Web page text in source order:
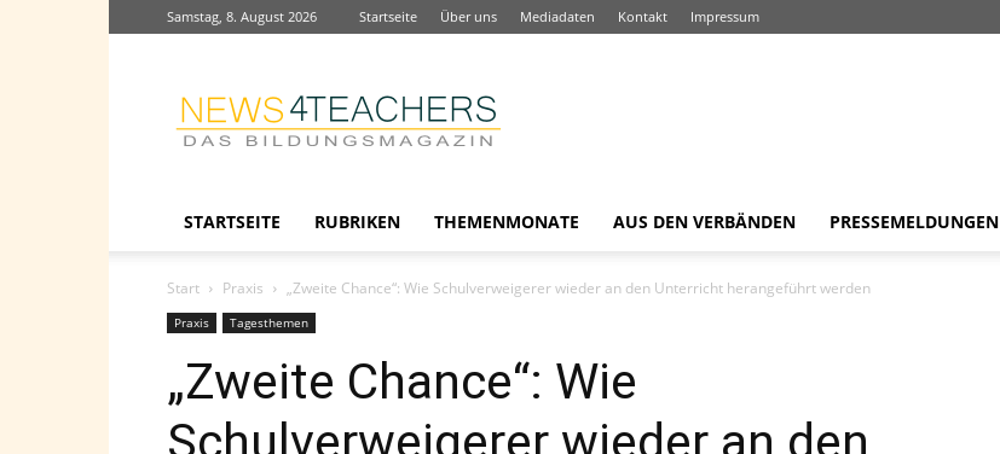
Samstag, 8. August 2026 Startseite Über uns Mediadaten Kontakt Impressum
STARTSEITE RUBRIKEN THEMENMONATE AUS DEN VERBÄNDEN PRESSEMELDUNGEN
Start Praxis „Zweite Chance“: Wie Schulverweigerer wieder an den Unterricht herangeführt werden
Praxis Tagesthemen
„Zweite Chance“: Wie
Schulverweigerer wieder an den